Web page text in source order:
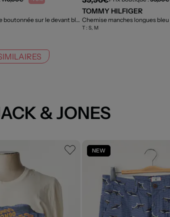
Veste casual - Fermeture boutonnée sur le devant bleu - Outlet
TOMMY HILFIGER
Chemise manches longues bleu
T :S, M
& JONES
NEW